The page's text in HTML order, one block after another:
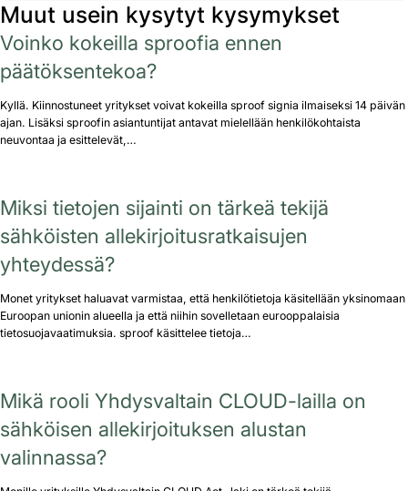
Muut usein kysytyt kysymykset
Voinko kokeilla sproofia ennen
päätöksentekoa?
Kyllä. Kiinnostuneet yritykset voivat kokeilla sproof signia ilmaiseksi 14 päivän
ajan. Lisäksi sproofin asiantuntijat antavat mielellään henkilökohtaista
neuvontaa ja esittelevät,…
Miksi tietojen sijainti on tärkeä tekijä
sähköisten allekirjoitusratkaisujen
yhteydessä?
Monet yritykset haluavat varmistaa, että henkilötietoja käsitellään yksinomaan
Euroopan unionin alueella ja että niihin sovelletaan eurooppalaisia
tietosuojavaatimuksia. sproof käsittelee tietoja…
Mikä rooli Yhdysvaltain CLOUD-lailla on
sähköisen allekirjoituksen alustan
valinnassa?